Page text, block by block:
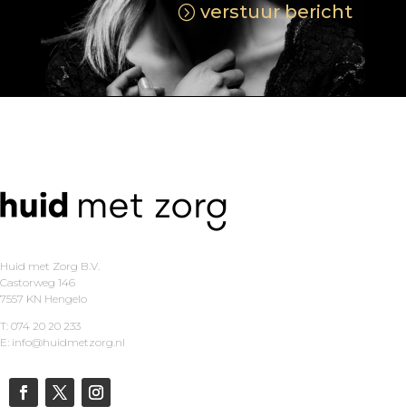
verstuur bericht
Huid met Zorg B.V.
Castorweg 146
7557 KN Hengelo
T: 074 20 20 233
E: info@huidmetzorg.nl